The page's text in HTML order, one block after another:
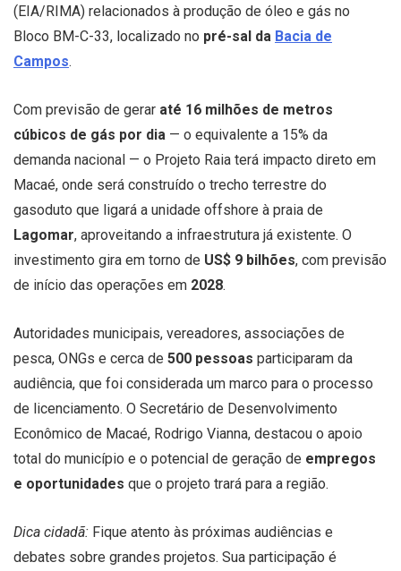
(EIA/RIMA) relacionados à produção de óleo e gás no
Bloco BM-C-33, localizado no pré-sal da Bacia de
Campos.
Com previsão de gerar até 16 milhões de metros
cúbicos de gás por dia — o equivalente a 15% da
demanda nacional — o Projeto Raia terá impacto direto em
Macaé, onde será construído o trecho terrestre do
gasoduto que ligará a unidade offshore à praia de
Lagomar, aproveitando a infraestrutura já existente. O
investimento gira em torno de US$ 9 bilhões, com previsão
de início das operações em 2028.
Autoridades municipais, vereadores, associações de
pesca, ONGs e cerca de 500 pessoas participaram da
audiência, que foi considerada um marco para o processo
de licenciamento. O Secretário de Desenvolvimento
Econômico de Macaé, Rodrigo Vianna, destacou o apoio
total do município e o potencial de geração de empregos
e oportunidades que o projeto trará para a região.
Dica cidadã: Fique atento às próximas audiências e
debates sobre grandes projetos. Sua participação é